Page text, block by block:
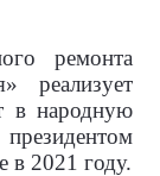
ремонта
реализует
в народную
2021 году.